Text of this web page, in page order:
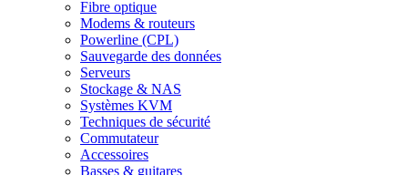
Fibre optique
Modems & routeurs
Powerline (CPL)
Sauvegarde des données
Serveurs
Stockage & NAS
Systèmes KVM
Techniques de sécurité
Commutateur
Accessoires
Basses & guitares